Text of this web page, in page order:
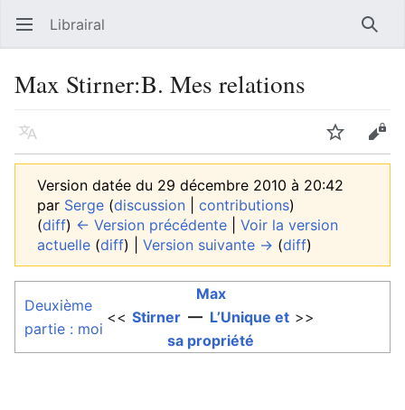
Ouvrir le menu principal Librairal
Max Stirner:B. Mes relations
Langue Suivre
Version datée du 29 décembre 2010 à 20:42
par Serge (discussion contributions)
(diff) ← Version précédente
Voir la version
actuelle (diff) | Version suivante → (diff)
Deuxième
partie : moi
<<
Max
Stirner — L’Unique et
sa propriété
>>